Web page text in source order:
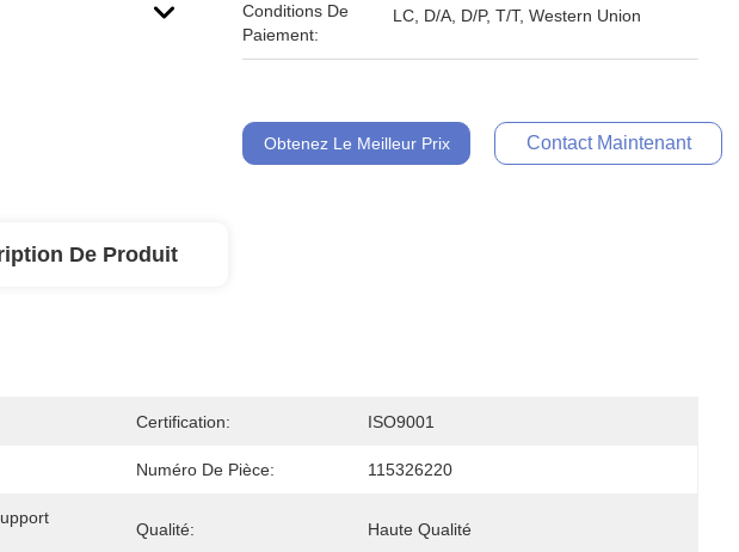
Conditions De
Paiement:
LC, D/A, D/P, T/T, Western Union
Obtenez Le Meilleur Prix Contact Maintenant
De Produit
Certification: ISO9001
Numéro De Pièce: 115326220
Qualité: Haute Qualité